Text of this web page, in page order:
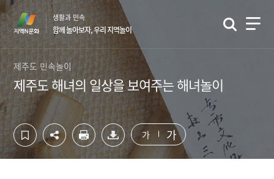
텐
츠
영
역
바
로
가
기
단
영
역
바
로
가
기
생활과 민속
함께 놀아보자, 우리 지역놀이
제주도 민속놀이
제주도 해녀의 일상을 보여주는 해녀놀이
가 가